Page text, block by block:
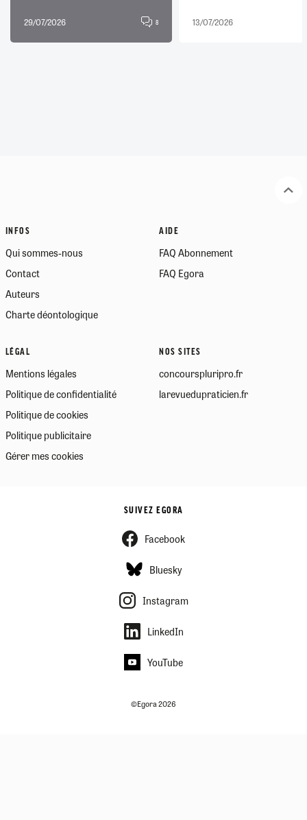
29/07/2026 8 13/07/2026
INFOS
Qui sommes-nous
Contact
Auteurs
Charte déontologique
AIDE
FAQ Abonnement
FAQ Egora
LÉGAL
Mentions légales
Politique de confidentialité
Politique de cookies
Politique publicitaire
Gérer mes cookies
NOS SITES
concourspluripro.fr
larevuedupraticien.fr
SUIVEZ EGORA
Facebook
Bluesky
Instagram
LinkedIn
YouTube
©Egora 2026